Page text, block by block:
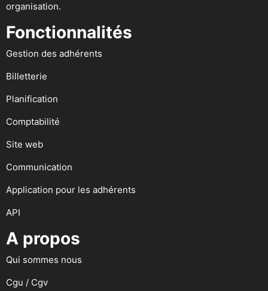
organisation.
Fonctionnalités
Gestion des adhérents
Billetterie
Planification
Comptabilité
Site web
Communication
Application pour les adhérents
API
A propos
Qui sommes nous
Cgu / Cgv